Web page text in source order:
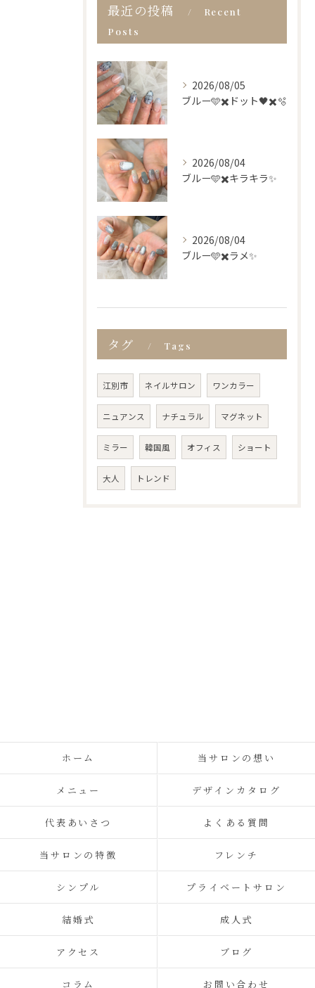
最近の投稿
Recent
Posts
2026/08/05
ブルー🩵✖️ドット🖤✖️🫧
2026/08/04
ブルー🩵✖️キラキラ✨
2026/08/04
ブルー🩵✖️ラメ✨
タグ Tags
江別市 ネイルサロン ワンカラー
ニュアンス ナチュラル マグネット
ミラー 韓国風 オフィス ショート
大人 トレンド
ホーム 当サロンの想い
メニュー デザインカタログ
代表あいさつ よくある質問
当サロンの特徴 フレンチ
シンプル プライベートサロン
結婚式 成人式
アクセス ブログ
コラム お問い合わせ